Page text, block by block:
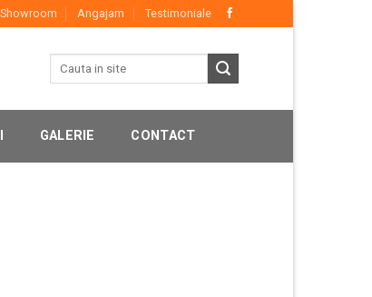
Showroom Angajam Testimoniale
GALERIE CONTACT